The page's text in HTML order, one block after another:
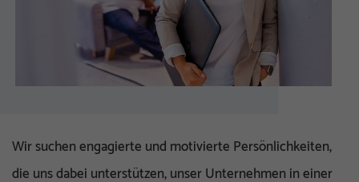
Wir suchen engagierte und motivierte Persönlichkeiten,
die uns dabei unterstützen, unser Unternehmen in einer